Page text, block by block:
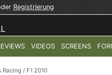
Registrierung
VIDEOS SCREENS
MODERN WARFARE 4
Racing / F1 2010